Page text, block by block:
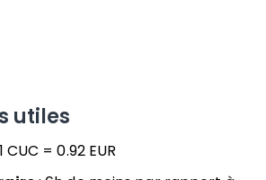
utiles
CUC = 0.92 EUR